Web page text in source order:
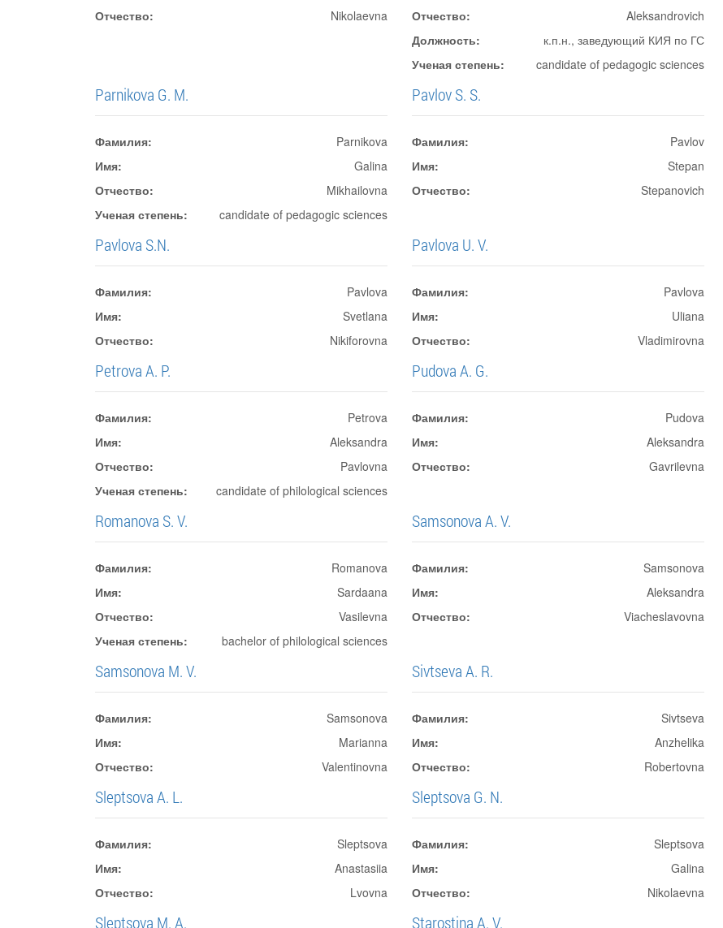
Отчество:
Nikolaevna
Отчество:
Aleksandrovich
Должность:
к.п.н., заведующий КИЯ по ГС
Ученая степень:
candidate of pedagogic sciences
Parnikova G. M.
Фамилия:
Parnikova
Имя:
Galina
Отчество:
Mikhailovna
Ученая степень:
candidate of pedagogic sciences
Pavlov S. S.
Фамилия:
Pavlov
Имя:
Stepan
Отчество:
Stepanovich
Pavlova S.N.
Фамилия:
Pavlova
Имя:
Svetlana
Отчество:
Nikiforovna
Pavlova U. V.
Фамилия:
Pavlova
Имя:
Uliana
Отчество:
Vladimirovna
Petrova A. P.
Фамилия:
Petrova
Имя:
Aleksandra
Отчество:
Pavlovna
Ученая степень:
candidate of philological sciences
Pudova A. G.
Фамилия:
Pudova
Имя:
Aleksandra
Отчество:
Gavrilevna
Romanova S. V.
Фамилия:
Romanova
Имя:
Sardaana
Отчество:
Vasilevna
Ученая степень:
bachelor of philological sciences
Samsonova A. V.
Фамилия:
Samsonova
Имя:
Aleksandra
Отчество:
Viacheslavovna
Samsonova M. V.
Фамилия:
Samsonova
Имя:
Marianna
Отчество:
Valentinovna
Sivtseva A. R.
Фамилия:
Sivtseva
Имя:
Anzhelika
Отчество:
Robertovna
Sleptsova A. L.
Фамилия:
Sleptsova
Имя:
Anastasiia
Отчество:
Lvovna
Sleptsova G. N.
Фамилия:
Sleptsova
Имя:
Galina
Отчество:
Nikolaevna
Sleptsova M. A. Starostina A. V.